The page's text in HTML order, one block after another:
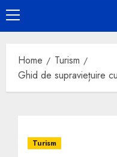
Primary
Menu
Home
Turism
Ghid de supraviețuire
Turism